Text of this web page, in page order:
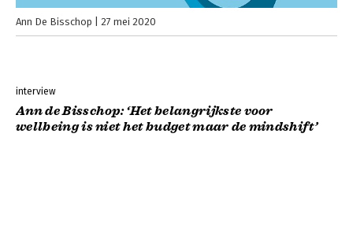
Ann De Bisschop 27 mei 2020
interview
Ann de Bisschop: ‘Het belangrijkste voor
wellbeing is niet het budget maar de mindshift’